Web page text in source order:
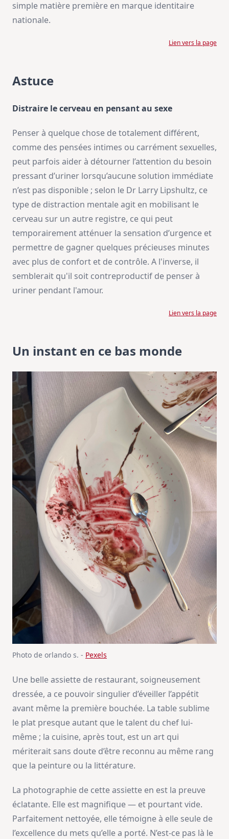
simple matière première en marque identitaire
nationale.
Lien vers la page
Astuce
Distraire le cerveau en pensant au sexe
Penser à quelque chose de totalement différent,
comme des pensées intimes ou carrément sexuelles,
peut parfois aider à détourner l’attention du besoin
pressant d’uriner lorsqu’aucune solution immédiate
n’est pas disponible ; selon le Dr Larry Lipshultz, ce
type de distraction mentale agit en mobilisant le
cerveau sur un autre registre, ce qui peut
temporairement atténuer la sensation d’urgence et
permettre de gagner quelques précieuses minutes
avec plus de confort et de contrôle. A l'inverse, il
semblerait qu'il soit contreproductif de penser à
uriner pendant l'amour.
Lien vers la page
Un instant en ce bas monde
Photo de orlando s. - Pexels
Une belle assiette de restaurant, soigneusement
dressée, a ce pouvoir singulier d’éveiller l’appétit
avant même la première bouchée. La table sublime
le plat presque autant que le talent du chef lui-
même ; la cuisine, après tout, est un art qui
mériterait sans doute d’être reconnu au même rang
que la peinture ou la littérature.
La photographie de cette assiette en est la preuve
éclatante. Elle est magnifique — et pourtant vide.
Parfaitement nettoyée, elle témoigne à elle seule de
l’excellence du mets qu’elle a porté. N’est-ce pas là le